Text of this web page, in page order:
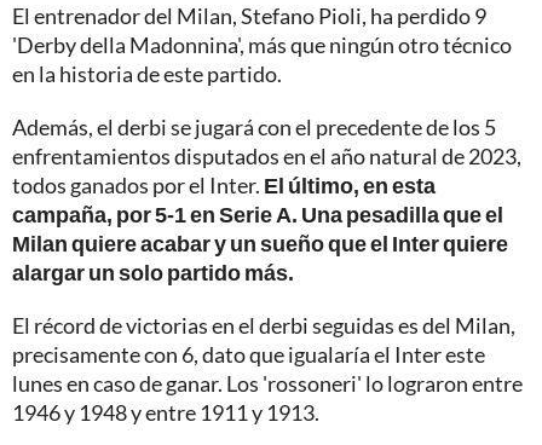
El entrenador del Milan, Stefano Pioli, ha perdido 9
'Derby della Madonnina', más que ningún otro técnico
en la historia de este partido.
Además, el derbi se jugará con el precedente de los 5
enfrentamientos disputados en el año natural de 2023,
todos ganados por el Inter. El último, en esta
campaña, por 5-1 en Serie A. Una pesadilla que el
Milan quiere acabar y un sueño que el Inter quiere
alargar un solo partido más.
El récord de victorias en el derbi seguidas es del Milan,
precisamente con 6, dato que igualaría el Inter este
lunes en caso de ganar. Los 'rossoneri' lo lograron entre
1946 y 1948 y entre 1911 y 1913.